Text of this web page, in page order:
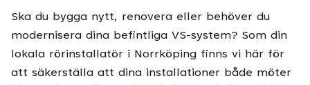
Ska du bygga nytt, renovera eller behöver du
modernisera dina befintliga VS-system? Som din
lokala rörinstallatör i Norrköping finns vi här för
att säkerställa att dina installationer både möter